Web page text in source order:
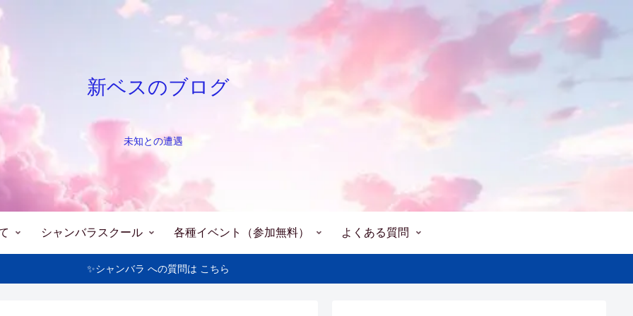
新ベスのブログ
未知との遭遇
シャンバラスクール 各種イベント（参加無料） よくある質問
✨シャンバラ への質問は こちら